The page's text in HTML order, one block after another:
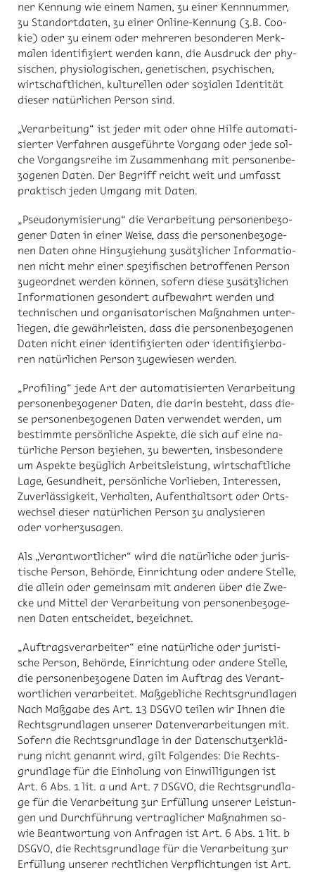
ner Ken­nung wie ei­nem Na­men, zu ei­ner Kenn­num­mer,
zu Stand­ort­da­ten, zu ei­ner On­line-Ken­nung (z.B. Coo­
kie) oder zu ei­nem oder meh­re­ren be­son­de­ren Merk­
ma­len iden­ti­fi­ziert wer­den kann, die Aus­druck der phy­
si­schen, phy­sio­lo­gi­schen, ge­ne­ti­schen, psy­chi­schen,
wirt­schaft­li­chen, kul­tu­rel­len oder so­zia­len Iden­ti­tät
die­ser na­tür­li­chen Per­son sind.
„Ver­ar­bei­tung“ ist je­der mit oder ohne Hil­fe au­to­ma­ti­
sier­ter Ver­fah­ren aus­ge­führ­te Vor­gang oder jede sol­
che Vor­gangs­rei­he im Zu­sam­men­hang mit per­so­nen­be­
zo­ge­nen Da­ten. Der Be­griff reicht weit und um­fasst
prak­tisch je­den Um­gang mit Da­ten.
„Pseud­ony­mi­sie­rung“ die Ver­ar­bei­tung per­so­nen­be­zo­
ge­ner Da­ten in ei­ner Wei­se, dass die per­so­nen­be­zo­ge­
nen Da­ten ohne Hin­zu­zie­hung zu­sätz­li­cher In­for­ma­tio­
nen nicht mehr ei­ner spe­zi­fi­schen be­trof­fe­nen Per­son
zu­ge­ord­net wer­den kön­nen, so­fern die­se zu­sätz­li­chen
In­for­ma­tio­nen ge­son­dert auf­be­wahrt wer­den und
tech­ni­schen und or­ga­ni­sa­to­ri­schen Maß­nah­men un­ter­
lie­gen, die ge­währ­leis­ten, dass die per­so­nen­be­zo­ge­nen
Da­ten nicht ei­ner iden­ti­fi­zier­ten oder iden­ti­fi­zier­ba­
ren na­tür­li­chen Per­son zu­ge­wie­sen wer­den.
„Pro­filing“ jede Art der au­to­ma­ti­sier­ten Ver­ar­bei­tung
per­so­nen­be­zo­ge­ner Da­ten, die dar­in be­steht, dass die­
se per­so­nen­be­zo­ge­nen Da­ten ver­wen­det wer­den, um
be­stimm­te per­sön­li­che As­pek­te, die sich auf eine na­
tür­li­che Per­son be­zie­hen, zu be­wer­ten, ins­be­son­de­re
um As­pek­te be­züg­lich Ar­beits­leis­tung, wirt­schaft­li­che
Lage, Ge­sund­heit, per­sön­li­che Vor­lie­ben, In­ter­es­sen,
Zu­ver­läs­sig­keit, Ver­hal­ten, Auf­ent­halts­ort oder Orts­
wech­sel die­ser na­tür­li­chen Per­son zu ana­ly­sie­ren
oder vor­her­zu­sa­gen.
Als „Ver­ant­wort­li­cher“ wird die na­tür­li­che oder ju­ris­
ti­sche Per­son, Be­hör­de, Ein­rich­tung oder an­de­re Stel­le,
die al­lein oder ge­mein­sam mit an­de­ren über die Zwe­
cke und Mit­tel der Ver­ar­bei­tung von per­so­nen­be­zo­ge­
nen Da­ten ent­schei­det, be­zeich­net.
„Auf­trags­ver­ar­bei­ter“ eine na­tür­li­che oder ju­ris­ti­
sche Per­son, Be­hör­de, Ein­rich­tung oder an­de­re Stel­le,
die per­so­nen­be­zo­ge­ne Da­ten im Auf­trag des Ver­ant­
wort­li­chen ver­ar­bei­tet. Maß­geb­li­che Rechts­grund­la­gen
Nach Maß­ga­be des Art. 13 DS­GVO tei­len wir Ih­nen die
Rechts­grund­la­gen un­se­rer Da­ten­ver­ar­bei­tun­gen mit.
So­fern die Rechts­grund­la­ge in der Da­ten­schutz­er­klä­
rung nicht ge­nannt wird, gilt Fol­gen­des: Die Rechts­
grund­la­ge für die Ein­ho­lung von Ein­wil­li­gun­gen ist
Art. 6 Abs. 1 lit. a und Art. 7 DS­GVO, die Rechts­grund­la­
ge für die Ver­ar­bei­tung zur Er­fül­lung un­se­rer Leis­tun­
gen und Durch­füh­rung ver­trag­li­cher Maß­nah­men so­
wie Be­ant­wor­tung von An­fra­gen ist Art. 6 Abs. 1 lit. b
DS­GVO, die Rechts­grund­la­ge für die Ver­ar­bei­tung zur
Er­fül­lung un­se­rer recht­li­chen Ver­pflich­tun­gen ist Art.